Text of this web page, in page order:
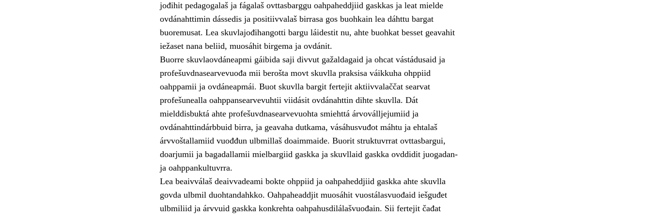
jođihit pedagogalaš ja fágalaš ovttasbarggu oahpaheddjiid gaskkas ja leat mielde
ovdánahttimin dássedis ja positiivvalaš birrasa gos buohkain lea dáhttu bargat
buoremusat. Lea skuvlajođihangotti bargu láidestit nu, ahte buohkat besset geavahit
iežaset nana beliid, muosáhit birgema ja ovdánit.
Buorre skuvlaovdáneapmi gáibida saji divvut gažaldagaid ja ohcat vástádusaid ja
profešuvdnasearvevuođa mii berošta movt skuvlla praksisa váikkuha ohppiid
oahppamii ja ovdáneapmái. Buot skuvlla bargit fertejit aktiivvalaččat searvat
profešunealla oahppansearvevuhtii viidásit ovdánahttin dihte skuvlla. Dát
mielddisbuktá ahte profešuvdnasearvevuohta smiehttá árvoválljejumiid ja
ovdánahttindárbbuid birra, ja geavaha dutkama, vásáhusvuđot máhtu ja ehtalaš
árvvoštallamiid vuođđun ulbmillaš doaimmaide. Buorit struktuvrrat ovttasbargui,
doarjumii ja bagadallamii mielbargiid gaskka ja skuvllaid gaskka ovddidit juogadan-
ja oahppankultuvrra.
Lea beaivválaš deaivvadeami bokte ohppiid ja oahpaheddjiid gaskka ahte skuvlla
govda ulbmil duohtandahkko. Oahpaheaddjit muosáhit vuostálasvuođaid iešguđet
ulbmiliid ja árvvuid gaskka konkrehta oahpahusdilálašvuođain. Sii fertejit čađat